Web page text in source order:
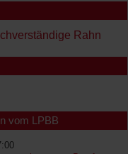
vom LPBB